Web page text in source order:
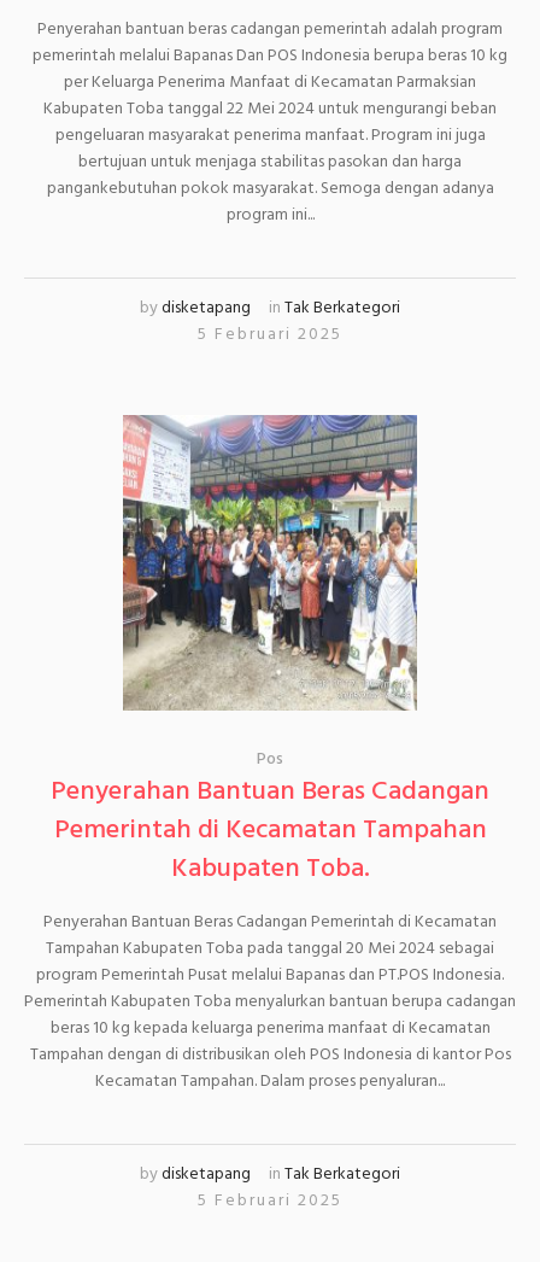
Penyerahan bantuan beras cadangan pemerintah adalah program
pemerintah melalui Bapanas Dan POS Indonesia berupa beras 10 kg
per Keluarga Penerima Manfaat di Kecamatan Parmaksian
Kabupaten Toba tanggal 22 Mei 2024 untuk mengurangi beban
pengeluaran masyarakat penerima manfaat. Program ini juga
bertujuan untuk menjaga stabilitas pasokan dan harga
pangankebutuhan pokok masyarakat. Semoga dengan adanya
program ini...
bydisketapang inTak Berkategori
5 Februari 2025
Pos
Penyerahan Bantuan Beras Cadangan
Pemerintah di Kecamatan Tampahan
Kabupaten Toba.
Penyerahan Bantuan Beras Cadangan Pemerintah di Kecamatan
Tampahan Kabupaten Toba pada tanggal 20 Mei 2024 sebagai
program Pemerintah Pusat melalui Bapanas dan PT.POS Indonesia.
Pemerintah Kabupaten Toba menyalurkan bantuan berupa cadangan
beras 10 kg kepada keluarga penerima manfaat di Kecamatan
Tampahan dengan di distribusikan oleh POS Indonesia di kantor Pos
Kecamatan Tampahan. Dalam proses penyaluran...
bydisketapang inTak Berkategori
5 Februari 2025